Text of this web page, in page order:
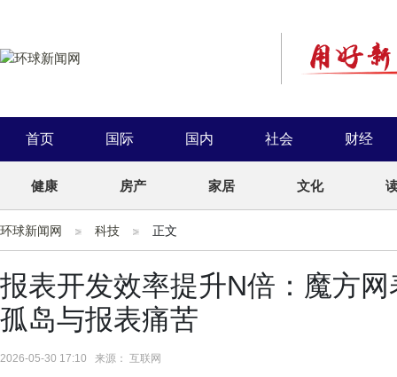
首页 国际 国内 社会 财经
健康 房产 家居 文化
环球新闻网 科技 正文
报表开发效率提升N倍：魔方
孤岛与报表痛苦
2026-05-30 17:10 来源： 互联网